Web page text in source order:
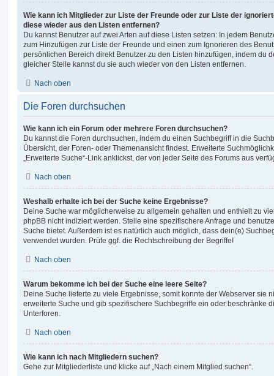
Wie kann ich Mitglieder zur Liste der Freunde oder zur Liste der
diese wieder aus den Listen entfernen?
Du kannst Benutzer auf zwei Arten auf diese Listen setzen: In jedem
zum Hinzufügen zur Liste der Freunde und einen zum Ignorieren des
persönlichen Bereich direkt Benutzer zu den Listen hinzufügen, indem du
gleicher Stelle kannst du sie auch wieder von den Listen entfernen.
Nach oben
Die Foren durchsuchen
Wie kann ich ein Forum oder mehrere Foren durchsuchen?
Du kannst die Foren durchsuchen, indem du einen Suchbegriff in die
Übersicht, der Foren- oder Themenansicht findest. Erweiterte
„Erweiterte Suche“-Link anklickst, der von jeder Seite des Forums aus
Nach oben
Weshalb erhalte ich bei der Suche keine Ergebnisse?
Deine Suche war möglicherweise zu allgemein gehalten und enthielt zu
phpBB nicht indiziert werden. Stelle eine spezifischere Anfrage und
Suche bietet. Außerdem ist es natürlich auch möglich, dass dein(e)
verwendet wurden. Prüfe ggf. die Rechtschreibung der Begriffe!
Nach oben
Warum bekomme ich bei der Suche eine leere Seite?
Deine Suche lieferte zu viele Ergebnisse, somit konnte der Webserver sie
erweiterte Suche und gib spezifischere Suchbegriffe ein oder beschränke
Unterforen.
Nach oben
Wie kann ich nach Mitgliedern suchen?
Gehe zur Mitgliederliste und klicke auf „Nach einem Mitglied suchen“.